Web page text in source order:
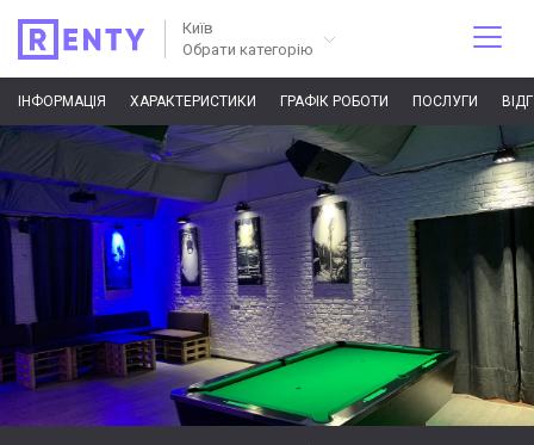
Київ
Обрати категорію
ІНФОРМАЦІЯ ХАРАКТЕРИСТИКИ ГРАФІК РОБОТИ ПОСЛУГИ